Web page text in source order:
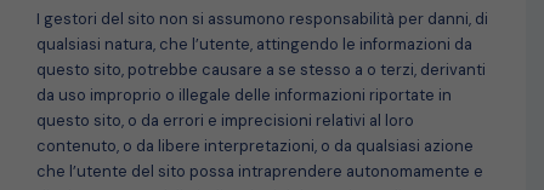
I gestori del sito non si assumono responsabilità per danni, di
qualsiasi natura, che l’utente, attingendo le informazioni da
questo sito, potrebbe causare a se stesso a o terzi, derivanti
da uso improprio o illegale delle informazioni riportate in
questo sito, o da errori e imprecisioni relativi al loro
contenuto, o da libere interpretazioni, o da qualsiasi azione
che l’utente del sito possa intraprendere autonomamente e